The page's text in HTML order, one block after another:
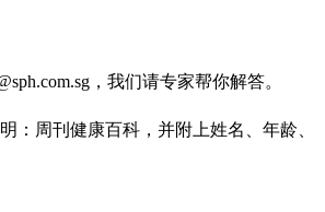
，我们请专家帮你解答。
：周刊健康百科，并附上姓名、年龄、